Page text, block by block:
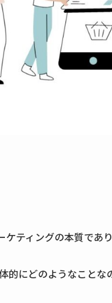
ティングの本質であ
的にどのようなことな